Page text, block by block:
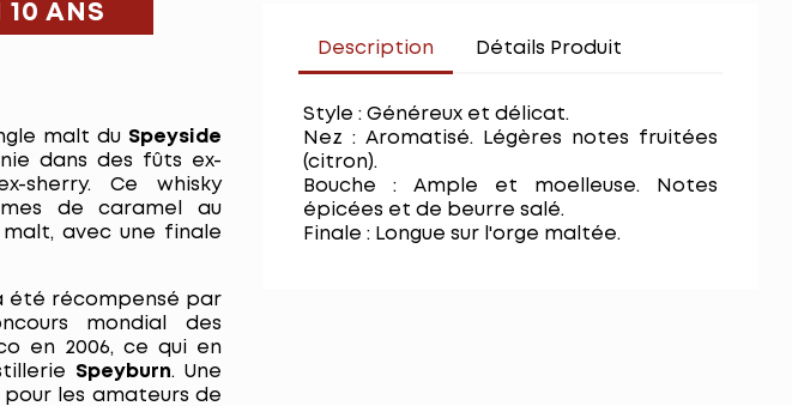
10 ANS
malt du Speyside
dans des fûts ex-
sherry. Ce whisky
de caramel au
avec une finale
été récompensé par
mondial des
en 2006, ce qui en
Speyburn. Une
les amateurs de
Description Détails Produit
Style : Généreux et délicat.
Nez : Aromatisé. Légères notes fruitées
(citron).
Bouche : Ample et moelleuse. Notes
épicées et de beurre salé.
Finale : Longue sur l'orge maltée.